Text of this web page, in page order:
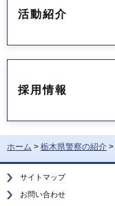
活動紹介
採用情報
ホーム > 栃木県警察の紹介 >
サイトマップ
お問い合わせ